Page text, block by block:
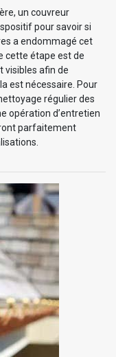
un couvreur
pour savoir si
a endommagé cet
cette étape est de
visibles afin de
est nécessaire. Pour
régulier des
opération d’entretien
parfaitement